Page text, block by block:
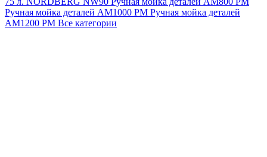
Ручная мойка деталей АМ1000 РМ Ручная мойка деталей
АМ1200 РМ Все категории